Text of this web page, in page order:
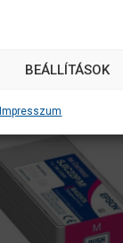
BEÁLLÍTÁSOK
Impresszum